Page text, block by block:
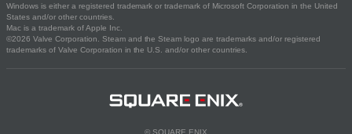
Windows is either a registered trademark or trademark of Microsoft Corporation in the United
States and/or other countries.
Mac is a trademark of Apple Inc.
©2026 Valve Corporation. Steam and the Steam logo are trademarks and/or registered
trademarks of Valve Corporation in the U.S. and/or other countries.
© SQUARE ENIX